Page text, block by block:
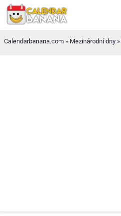
Skip
Calendarbanana.com » Mezinárodní dny »